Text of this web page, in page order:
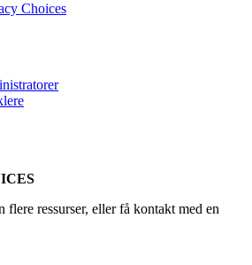
Fjern alle Utført
Choices
flere ressurser, eller få kontakt med en